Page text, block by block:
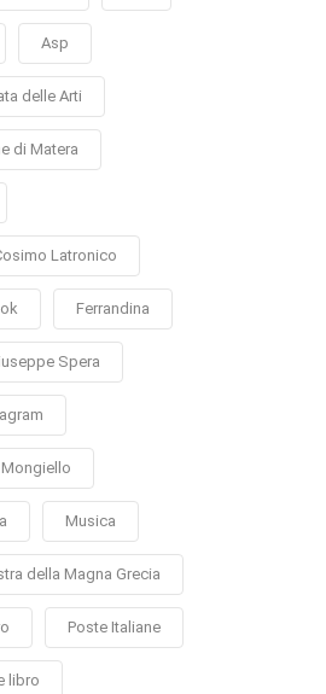
Asp
delle Arti
di Matera
Latronico
Ferrandina
Spera
Mongiello
Musica
della Magna Grecia
Poste Italiane
libro